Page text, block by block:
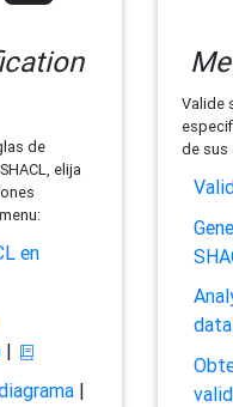
de
elija
en
|
|
Valide
de sus